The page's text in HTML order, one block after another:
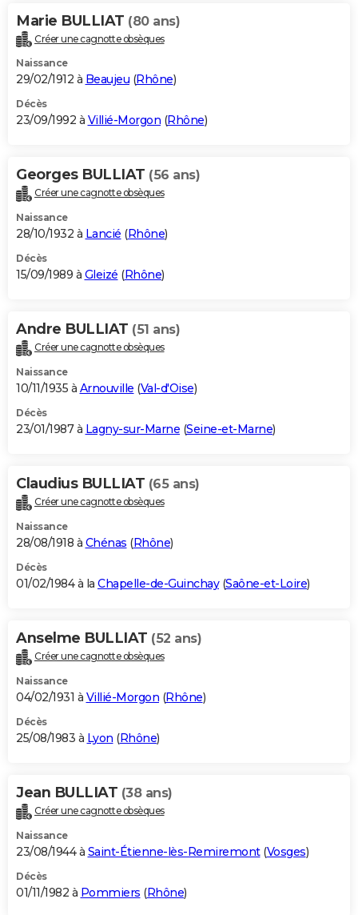
Marie BULLIAT (80 ans)
Créer une cagnotte obsèques
Naissance
29/02/1912 à Beaujeu (Rhône)
Décès
23/09/1992 à Villié-Morgon (Rhône)
Georges BULLIAT (56 ans)
Créer une cagnotte obsèques
Naissance
28/10/1932 à Lancié (Rhône)
Décès
15/09/1989 à Gleizé (Rhône)
Andre BULLIAT (51 ans)
Créer une cagnotte obsèques
Naissance
10/11/1935 à Arnouville (Val-d'Oise)
Décès
23/01/1987 à Lagny-sur-Marne (Seine-et-Marne)
Claudius BULLIAT (65 ans)
Créer une cagnotte obsèques
Naissance
28/08/1918 à Chénas (Rhône)
Décès
01/02/1984 à la Chapelle-de-Guinchay(Saône-et-Loire)
Anselme BULLIAT (52 ans)
Créer une cagnotte obsèques
Naissance
04/02/1931 à Villié-Morgon (Rhône)
Décès
25/08/1983 à Lyon (Rhône)
Jean BULLIAT (38 ans)
Créer une cagnotte obsèques
Naissance
23/08/1944 à Saint-Étienne-lès-Remiremont(Vosges)
Décès
01/11/1982 à Pommiers (Rhône)